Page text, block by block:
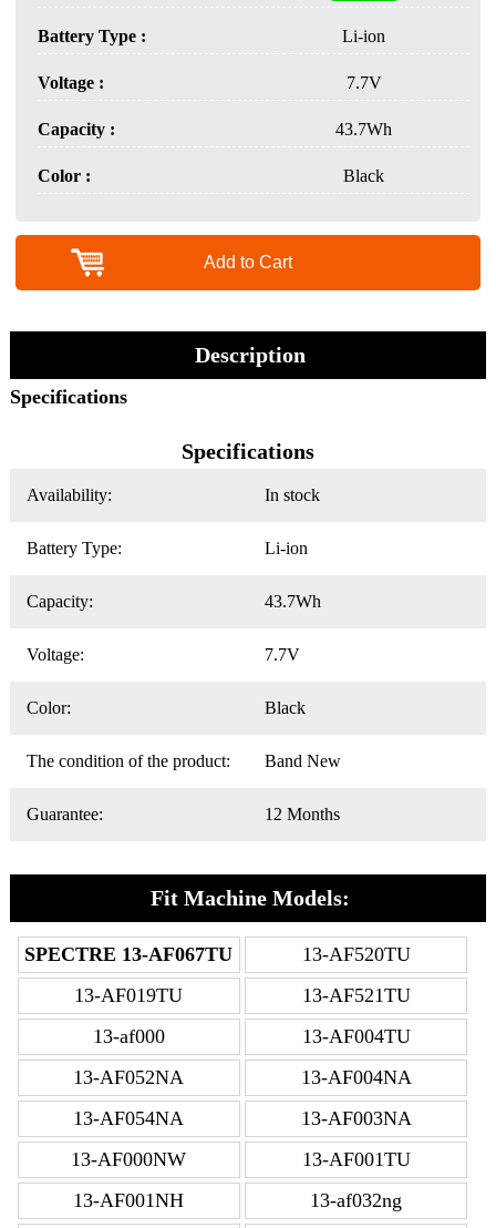
Battery Type : Li-ion
Voltage : 7.7V
Capacity : 43.7Wh
Color : Black
Add to Cart
Description
Specifications
Specifications
Availability: In stock
Battery Type: Li-ion
Capacity: 43.7Wh
Voltage: 7.7V
Color: Black
The condition of the product: Band New
Guarantee: 12 Months
Fit Machine Models:
SPECTRE 13-AF067TU
13-AF520TU
13-AF019TU
13-AF521TU
13-af000
13-AF004TU
13-AF052NA
13-AF004NA
13-AF054NA
13-AF003NA
13-AF000NW
13-AF001TU
13-AF001NH
13-af032ng